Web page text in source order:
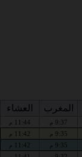
المغرب العشاء
9:37 م 11:44 م
9:35 م 11:42 م
9:35 م 11:42 م